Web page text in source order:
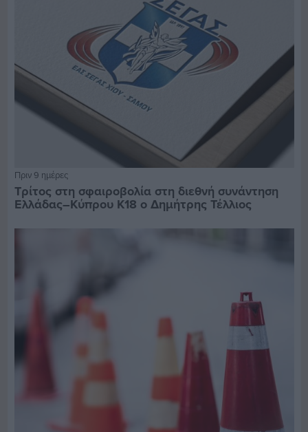
Πριν 9 ημέρες
Τρίτος στη σφαιροβολία στη διεθνή συνάντηση
Ελλάδας–Κύπρου Κ18 ο Δημήτρης Τέλλιος